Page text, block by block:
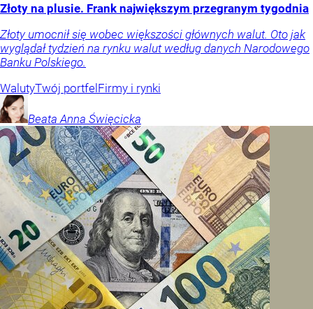
Złoty na plusie. Frank największym przegranym tygodnia
Złoty umocnił się wobec większości głównych walut. Oto jak
wyglądał tydzień na rynku walut według danych Narodowego
Banku Polskiego.
WalutyTwój portfelFirmy i rynki
Beata Anna Święcicka